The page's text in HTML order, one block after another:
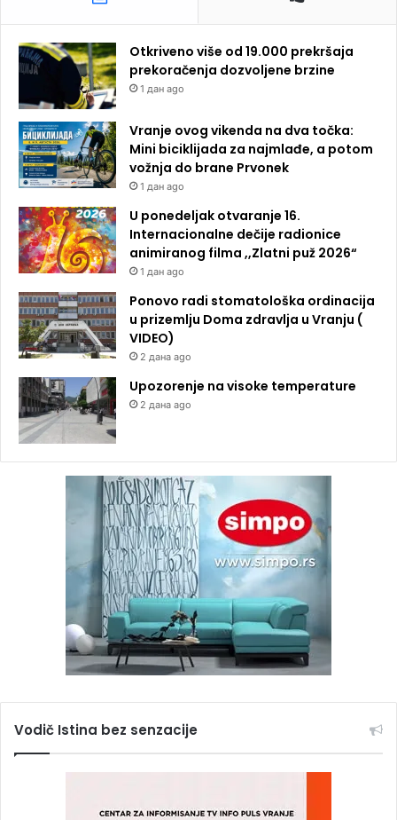
Otkriveno više od 19.000 prekršaja
prekoračenja dozvoljene brzine
1 дан ago
Vranje ovog vikenda na dva točka:
Mini biciklijada za najmlađe, a potom
vožnja do brane Prvonek
1 дан ago
U ponedeljak otvaranje 16.
Internacionalne dečije radionice
animiranog filma ,,Zlatni puž 2026“
1 дан ago
Ponovo radi stomatološka ordinacija
u prizemlju Doma zdravlja u Vranju (
VIDEO)
2 дана ago
Upozorenje na visoke temperature
2 дана ago
Vodič Istina bez senzacije